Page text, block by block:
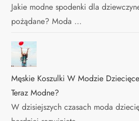
Jakie modne spodenki dla
pożądane? Moda …
Męskie Koszulki W Modzie
Teraz Modne?
W dzisiejszych czasach moda